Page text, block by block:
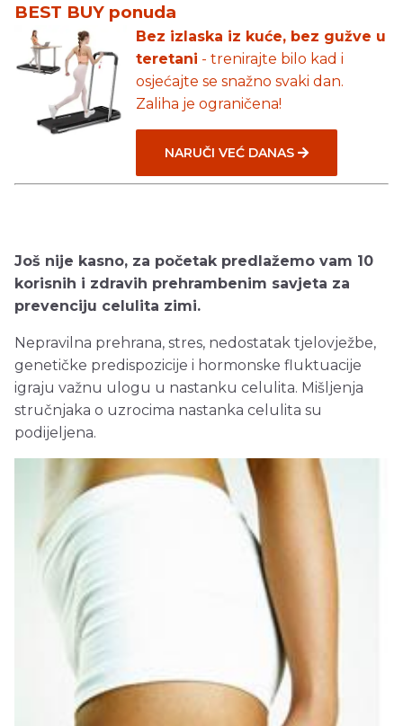
BEST BUY ponuda
Bez izlaska iz kuće, bez gužve u
teretani - trenirajte bilo kad i
osjećajte se snažno svaki dan.
Zaliha je ograničena!
NARUČI VEĆ DANAS
Još nije kasno, za početak predlažemo vam 10
korisnih i zdravih prehrambenim savjeta za
prevenciju celulita zimi.
Nepravilna prehrana, stres, nedostatak tjelovježbe,
genetičke predispozicije i hormonske fluktuacije
igraju važnu ulogu u nastanku celulita. Mišljenja
stručnjaka o uzrocima nastanka celulita su
podijeljena.